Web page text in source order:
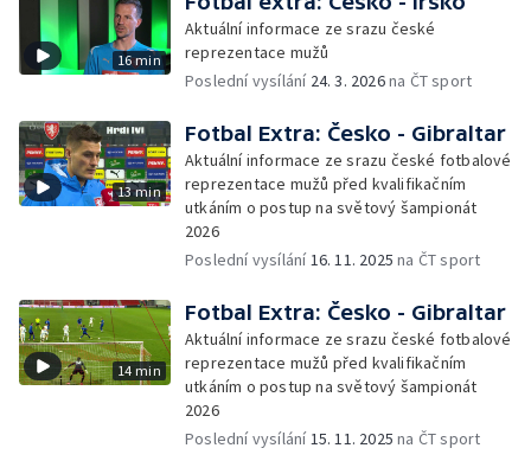
16 min
Aktuální informace ze srazu české
reprezentace mužů
Poslední vysílání 24. 3. 2026na ČT sport
13 min
Fotbal Extra: Česko - Gibraltar
Aktuální informace ze srazu české fotbalové
reprezentace mužů před kvalifikačním
utkáním o postup na světový šampionát
2026
Poslední vysílání16. 11. 2025 na ČT sport
14 min
Fotbal Extra: Česko - Gibraltar
Aktuální informace ze srazu české fotbalové
reprezentace mužů před kvalifikačním
utkáním o postup na světový šampionát
2026
Poslední vysílání15. 11. 2025 na ČT sport